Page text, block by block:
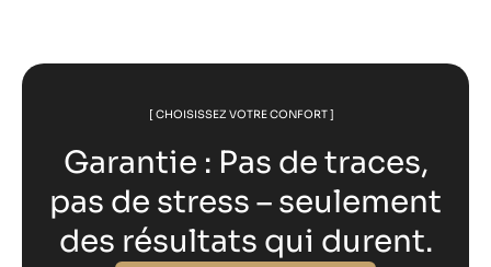
[ CHOISISSEZ VOTRE CONFORT ]
Garantie : Pas de traces,
pas de stress – seulement
des résultats qui durent.